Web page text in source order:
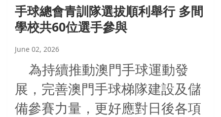
手球總會青訓隊選拔順利舉行 多間
學校共60位選手參與
June 02, 2026
為持續推動澳門手球運動發
展，完善澳門手球梯隊建設及儲
備參賽力量，更好應對日後各項